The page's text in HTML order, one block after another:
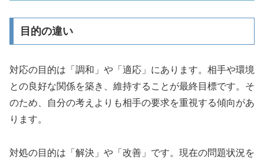
目的の違い
対応の目的は「調和」や「適応」にあります。相手や環境
との良好な関係を築き、維持することが最終目標です。そ
のため、自分の考えよりも相手の要求を重視する傾向があ
ります。
対処の目的は「解決」や「改善」です。現在の問題状況を